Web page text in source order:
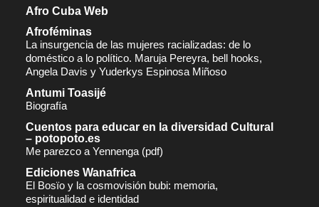
Afro Cuba Web
Afroféminas
La insurgencia de las mujeres racializadas: de lo
doméstico a lo político. Maruja Pereyra, bell hooks,
Angela Davis y Yuderkys Espinosa Miñoso
Antumi Toasijé
Biografía
Cuentos para educar en la diversidad Cultural
– potopoto.es
Me parezco a Yennenga (pdf)
Ediciones Wanafrica
El Bosïo y la cosmovisión bubi: memoria,
espiritualidad e identidad